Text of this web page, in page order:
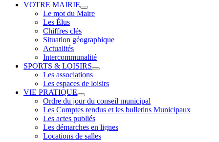
VOTRE MAIRIE
Le mot du Maire
Les Élus
Chiffres clés
Situation géographique
Actualités
Intercommunalité
SPORTS & LOISIRS
Les associations
Les espaces de loisirs
VIE PRATIQUE
Ordre du jour du conseil municipal
Les Comptes rendus et les bulletins Municipaux
Les actes publiés
Les démarches en lignes
Locations de salles